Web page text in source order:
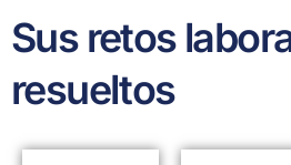
Sus retos
resueltos